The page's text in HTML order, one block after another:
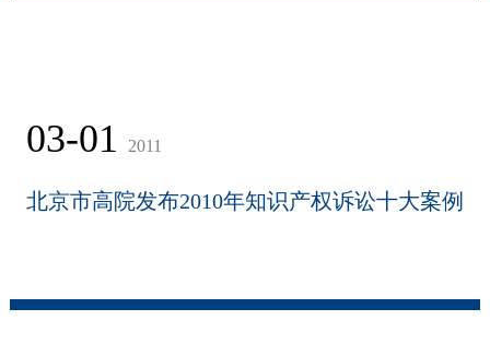
03-01 2011
北京市高院发布2010年知识产权诉讼十大案例